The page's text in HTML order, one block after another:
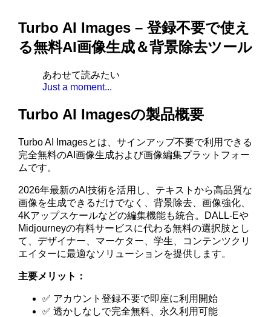
Turbo AI Images – 登録不要で使え
る無料AI画像生成＆背景除去ツール
あわせて読みたい
Just a moment...
Turbo AI Imagesの製品概要
Turbo AI Imagesとは、サインアップ不要で利用できる
完全無料のAI画像生成および画像編集プラットフォー
ムです。
2026年最新のAI技術を活用し、テキストから高品質な
画像を生成できるだけでなく、背景除去、画像強化、
4Kアップスケールなどの編集機能も統合。DALL-Eや
Midjourneyの有料サービスに代わる無料の選択肢とし
て、デザイナー、マーケター、学生、コンテンツクリ
エイターに最適なソリューションを提供します。
主要メリット：
✅ アカウント登録不要で即座に利用開始
✅ 透かしなしで完全無料、永久利用可能